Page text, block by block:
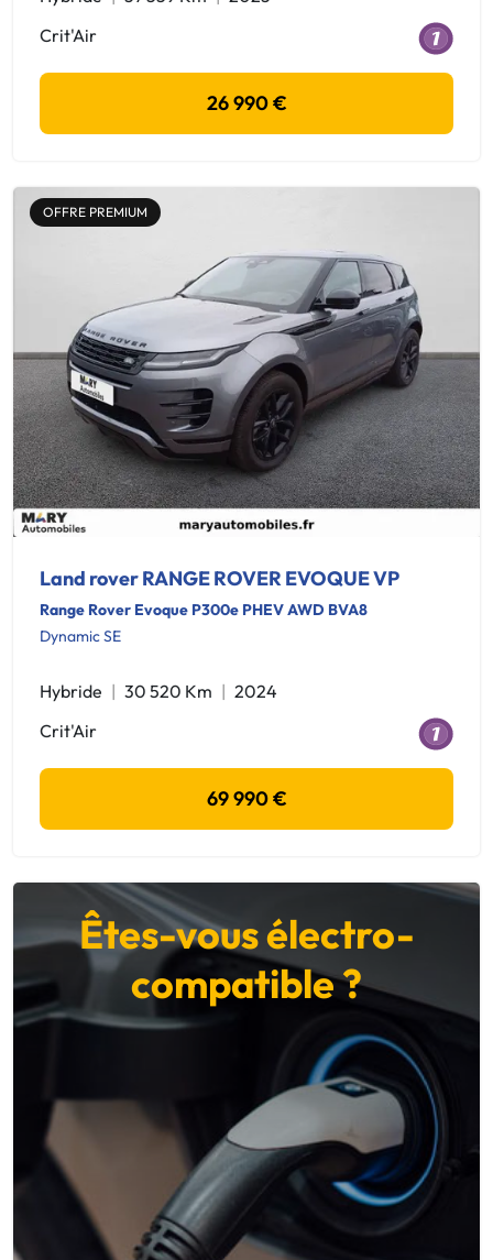
Crit'Air
26 990 €
OFFRE PREMIUM
Land rover RANGE ROVER EVOQUE VP
Range Rover Evoque P300e PHEV AWD BVA8
Dynamic SE
Hybride 30 520 Km
2024
Crit'Air
69 990 €
Êtes-vous électro-
compatible ?